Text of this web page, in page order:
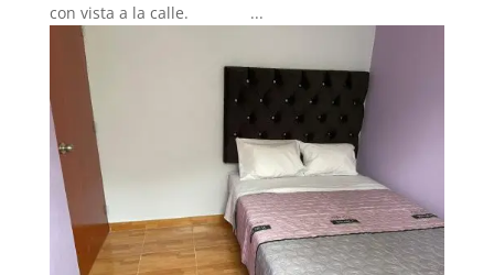
con vista a la calle. ...